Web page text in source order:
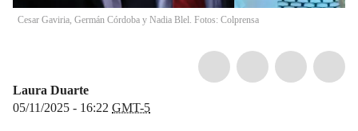
Cesar Gaviria, Germán Córdoba y Nadia Blel. Fotos: Colprensa
Laura Duarte
05/11/2025 - 16:22 GMT-5